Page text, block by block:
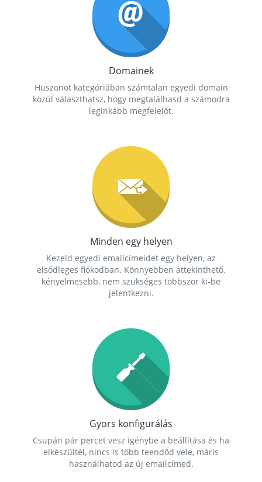
Domainek
Huszonöt kategóriában számtalan egyedi domain
közül választhatsz, hogy megtalálhasd a számodra
leginkább megfelelőt.
Minden egy helyen
Kezeld egyedi emailcímeidet egy helyen, az
elsődleges fiókodban. Könnyebben áttekinthető,
kényelmesebb, nem szükséges többször ki-be
jelentkezni.
Gyors konfigurálás
Csupán pár percet vesz igénybe a beállítása és ha
elkészültél, nincs is több teendőd vele, máris
használhatod az új emailcímed.